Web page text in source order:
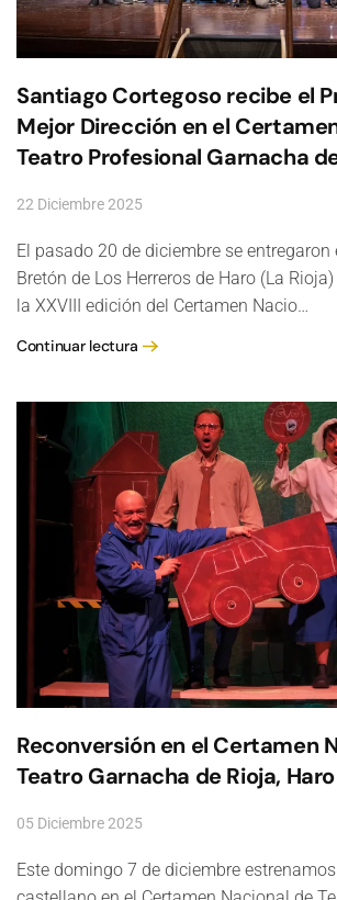
Santiago Cortegoso recibe el
Mejor Dirección en el
Teatro Profesional Garnacha
22 Diciembre 2025
El pasado 20 de diciembre se entregaron
Bretón de Los Herreros de Haro (La
la XXVIII edición del Certamen Nacio…
Continuar lectura
Reconversión en el Certamen
Teatro Garnacha de Rioja,
05 Diciembre 2025
Este domingo 7 de diciembre estrenamos